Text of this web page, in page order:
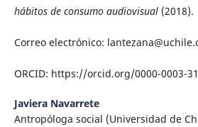
hábitos de consumo audiovisual(2018).
Correo electrónico:
ORCID: https://orcid.org/0000-0003-
Javiera Navarrete
Antropóloga social (Universidad de